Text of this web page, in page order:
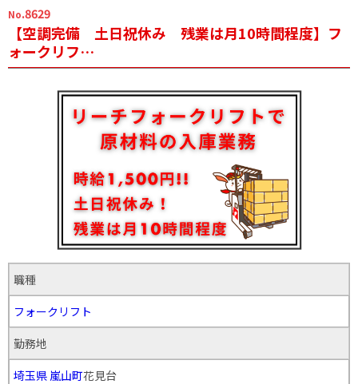
No.8629
【空調完備 土日祝休み 残業は月10時間程度】フ
ォークリフ…
職種
フォークリフト
勤務地
埼玉県 嵐山町花見台